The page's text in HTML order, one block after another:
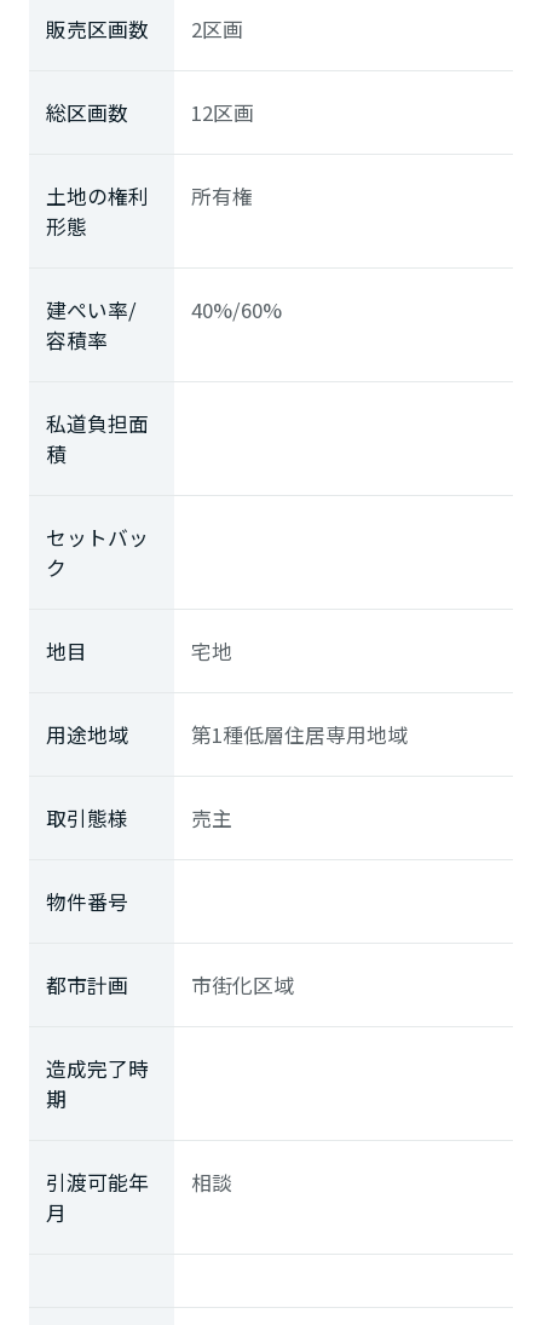
販売区画数 2区画
総区画数 12区画
土地の権利
形態
所有権
建ぺい率/
容積率
40%/60%
私道負担面
積
セットバッ
ク
地目 宅地
用途地域 第1種低層住居専用地域
取引態様 売主
物件番号
都市計画 市街化区域
造成完了時
期
引渡可能年
月
相談